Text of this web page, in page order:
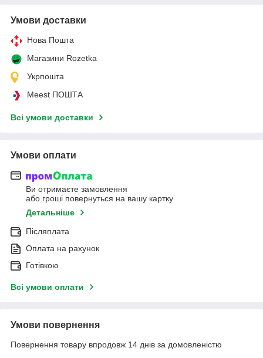
Умови доставки
Нова Пошта
Магазини Rozetka
Укрпошта
Meest ПОШТА
Всі умови доставки
Умови оплати
Ви отримаєте замовлення
або гроші повернуться на вашу картку
Детальніше
Післяплата
Оплата на рахунок
Готівкою
Всі умови оплати
Умови повернення
Повернення товару впродовж 14 днів за домовленістю